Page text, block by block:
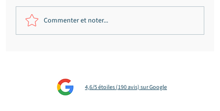
annulées, bande organisée écartée,
période de prévention réduite
Commenter et noter...
4,6/5 étoiles (190 avis) sur Google